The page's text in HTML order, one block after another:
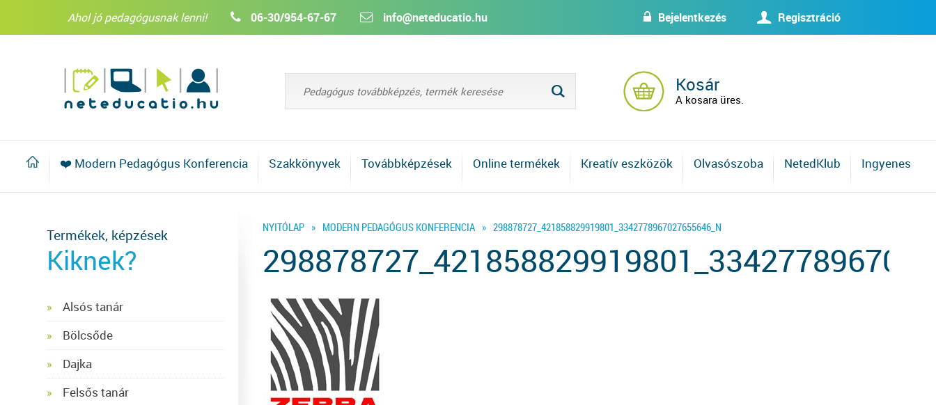
w Bejelentkezés U Regisztráció
Ahol jó pedagógusnak lenni! 06-30/954-67-67 info@neteducatio.hu
L Kosár
A kosara üres.
❤️ Modern Pedagógus Konferencia Szakkönyvek Továbbképzések Online termékek Kreatív eszközök Olvasószoba NetedKlub Ingyenes
NYITÓLAP » MODERN PEDAGÓGUS KONFERENCIA » 298878727_421858829919801_3342778967027655646_N
Termékek, képzések
Kiknek?
Alsós tanár
Bölcsőde
Dajka
Felsős tanár